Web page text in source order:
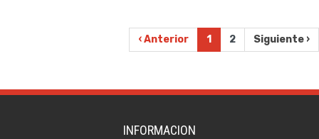
‹ Anterior 1 2 Siguiente ›
INFORMACION